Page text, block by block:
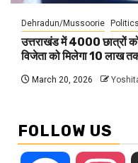
Dehradun/Mussoorie Politics
उत्तराखंड में 4000 छात्रों
विजेता को मिलेगा 10 लाख
March 20, 2026
FOLLOW US